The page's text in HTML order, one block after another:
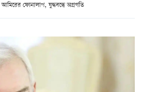
ফোনালাপ, যুদ্ধবন্ধে অগ্রগতি